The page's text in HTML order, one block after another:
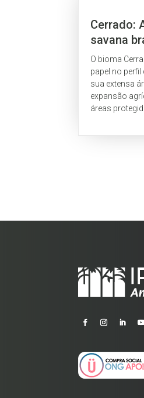
Cerrado:
savana
emissões
O bioma
papel no
sua extensa
expansão
áreas